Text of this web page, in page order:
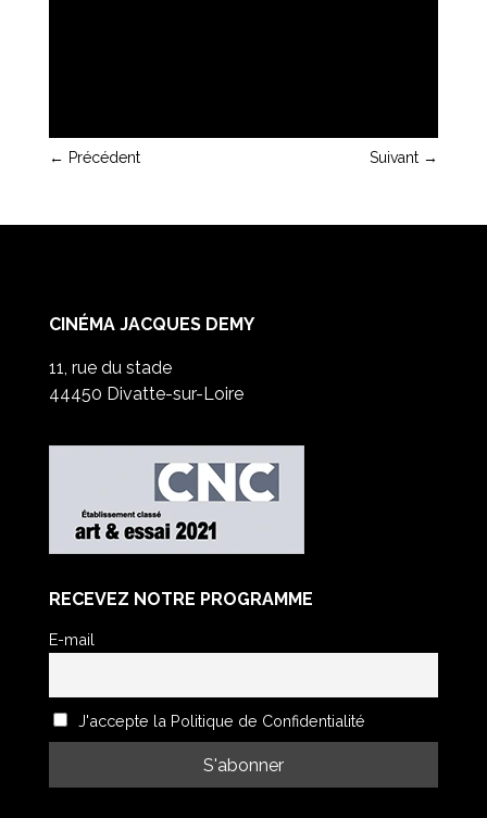
← Précédent Suivant →
CINÉMA JACQUES DEMY
11, rue du stade
44450 Divatte-sur-Loire
RECEVEZ NOTRE PROGRAMME
E-mail
J'accepte la Politique de Confidentialité